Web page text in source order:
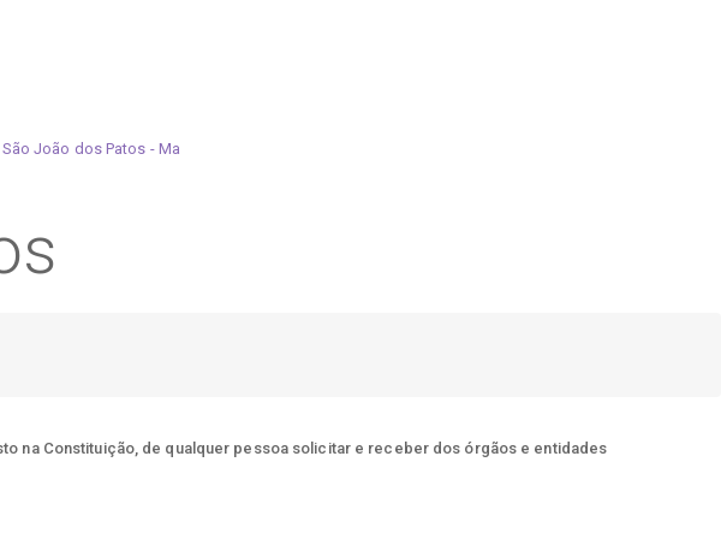
na Constituição, de qualquer pessoa solicitar e receber dos órgãos e entidades